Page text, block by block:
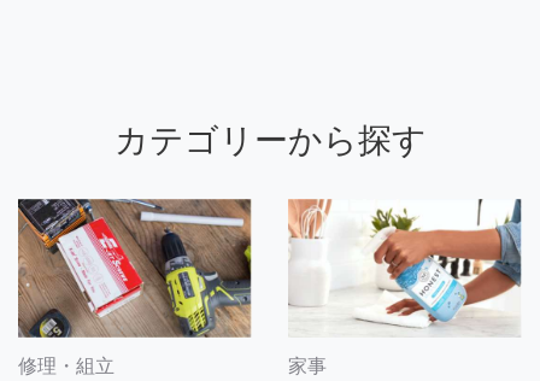
カテゴリーから探す
修理・組立 家事